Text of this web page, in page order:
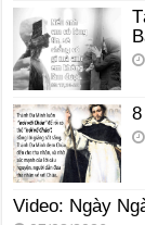
Video: Ngày